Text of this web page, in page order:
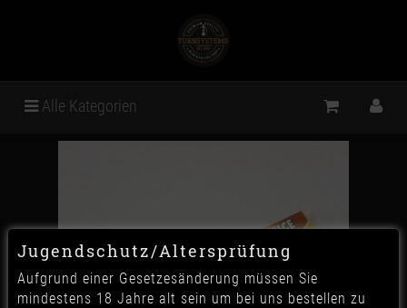
Alle Kategorien
Jugendschutz/Altersprüfung
Aufgrund einer Gesetzesänderung müssen Sie
mindestens 18 Jahre alt sein um bei uns bestellen zu